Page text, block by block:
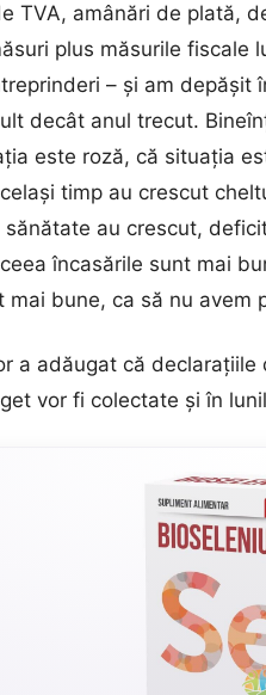
TVA, amânări de plată,
plus măsurile fiscale
– şi am depăşit
decât anul trecut.
este roză, că situaţia
timp au crescut
au crescut,
încasările sunt mai
bune, ca să nu avem
a adăugat că
vor fi colectate şi în